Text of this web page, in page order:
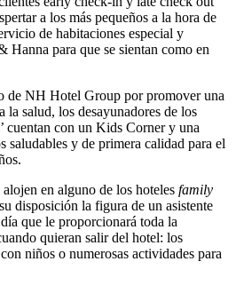
a los más pequeños a la hora de
de habitaciones especial y
Hanna para que se sientan como en
de NH Hotel Group por promover una
la salud, los desayunadores de los
cuentan con un Kids Corner y una
saludables y de primera calidad para el
en alguno de los hoteles family
disposición la figura de un asistente
que le proporcionará toda la
quieran salir del hotel: los
niños o numerosas actividades para